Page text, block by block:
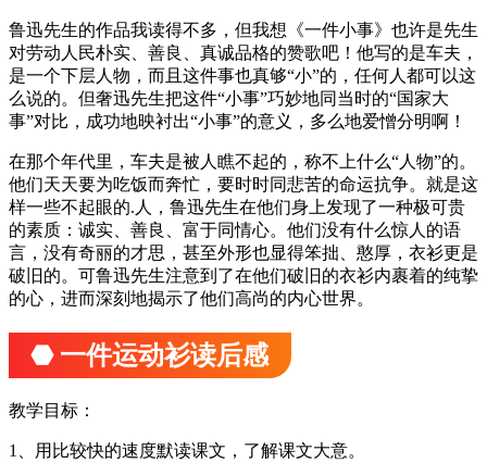
鲁迅先生的作品我读得不多，但我想《一件小事》也许是先生
对劳动人民朴实、善良、真诚品格的赞歌吧！他写的是车夫，
是一个下层人物，而且这件事也真够“小”的，任何人都可以这
么说的。但奢迅先生把这件“小事”巧妙地同当时的“国家大
事”对比，成功地映衬出“小事”的意义，多么地爱憎分明啊！
在那个年代里，车夫是被人瞧不起的，称不上什么“人物”的。
他们天天要为吃饭而奔忙，要时时同悲苦的命运抗争。就是这
样一些不起眼的.人，鲁迅先生在他们身上发现了一种极可贵
的素质：诚实、善良、富于同情心。他们没有什么惊人的语
言，没有奇丽的才思，甚至外形也显得笨拙、憨厚，衣衫更是
破旧的。可鲁迅先生注意到了在他们破旧的衣衫内裹着的纯挚
的心，进而深刻地揭示了他们高尚的内心世界。
⬣ 一件运动衫读后感
教学目标：
1、用比较快的速度默读课文，了解课文大意。